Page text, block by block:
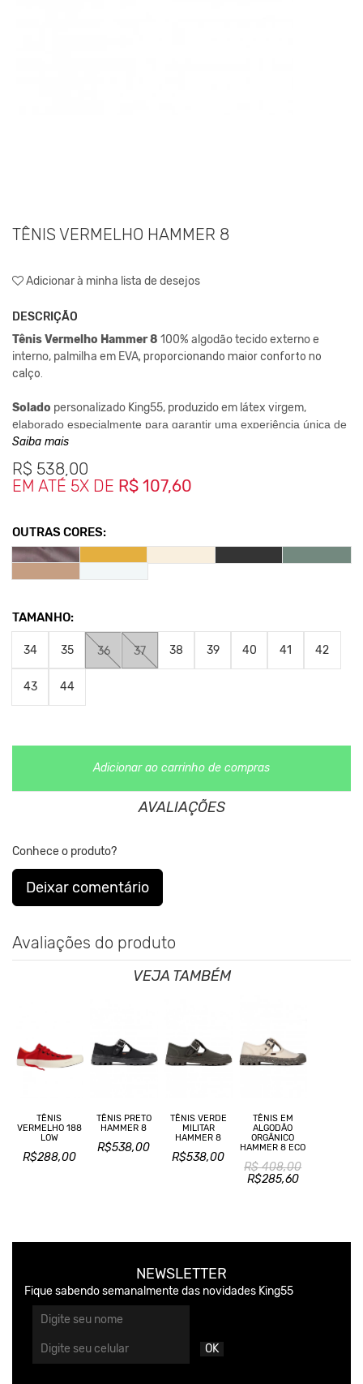
TÊNIS VERMELHO HAMMER 8
Adicionar à minha lista de desejos
DESCRIÇÃO
Tênis Vermelho Hammer 8 100% algodão tecido externo e
interno, palmilha em EVA, proporcionando maior conforto no
calço.
Solado personalizado King55, produzido em látex virgem,
elaborado especialmente para garantir uma experiência única de
conforto e durabilidade.
livre de crueldade animal.
Nos Produtos da King55 não se utilizam nenhum materialde
origem animal. Além disso, sustentabilidade é algo que
Saiba mais
R$ 538,00
EM ATÉ 5X DE R$ 107,60
OUTRAS CORES:
TAMANHO:
34 35 36 37 38 39 40 41 42
43 44
Adicionar ao carrinho de compras
AVALIAÇÕES
Conhece o produto?
Deixar comentário
Avaliações do produto
VEJA TAMBÉM
TÊNIS
VERMELHO 188
LOW
R$288,00
TÊNIS PRETO
HAMMER 8
R$538,00
TÊNIS VERDE
MILITAR
HAMMER 8
R$538,00
TÊNIS EM
ALGODÃO
ORGÂNICO
HAMMER 8 ECO
R$ 408,00
R$285,60
NEWSLETTER
Fique sabendo semanalmente das novidades King55
OK